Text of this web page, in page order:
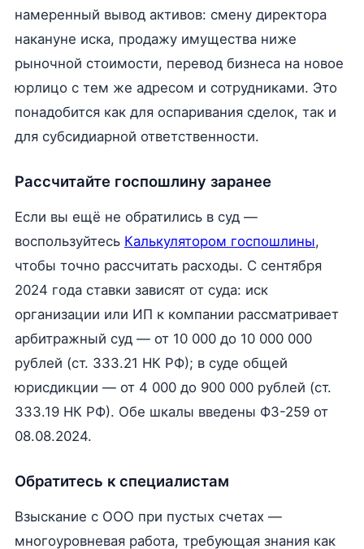
намеренный вывод активов: смену директора
накануне иска, продажу имущества ниже
рыночной стоимости, перевод бизнеса на новое
юрлицо с тем же адресом и сотрудниками. Это
понадобится как для оспаривания сделок, так и
для субсидиарной ответственности.
Рассчитайте госпошлину заранее
Если вы ещё не обратились в суд —
воспользуйтесь Калькулятором госпошлины,
чтобы точно рассчитать расходы. С сентября
2024 года ставки зависят от суда: иск
организации или ИП к компании рассматривает
арбитражный суд — от 10 000 до 10 000 000
рублей (ст. 333.21 НК РФ); в суде общей
юрисдикции — от 4 000 до 900 000 рублей (ст.
333.19 НК РФ). Обе шкалы введены ФЗ-259 от
08.08.2024.
Обратитесь к специалистам
Взыскание с ООО при пустых счетах —
многоуровневая работа, требующая знания как